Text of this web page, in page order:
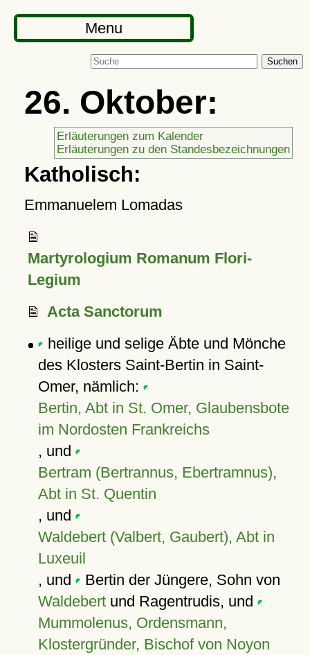
Menu
Suchen
26. Oktober:
Erläuterungen zum Kalender
Erläuterungen zu den Standesbezeichnungen
Katholisch:
Emmanuelem Lomadas
Martyrologium Romanum Flori-
Legium
Acta Sanctorum
heilige und selige Äbte und Mönche
des Klosters Saint-Bertin in Saint-
Omer, nämlich:
Bertin, Abt in St. Omer, Glaubensbote
im Nordosten Frankreichs
, und
Bertram (Bertrannus, Ebertramnus),
Abt in St. Quentin
, und
Waldebert (Valbert, Gaubert), Abt in
Luxeuil
, und
Bertin der Jüngere, Sohn von
Waldebertund Ragentrudis, und
Mummolenus, Ordensmann,
Klostergründer, Bischof von Noyon